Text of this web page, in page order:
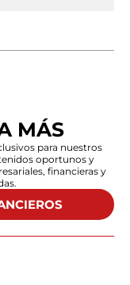
MÁS
para nuestros
oportunos y
financieras y